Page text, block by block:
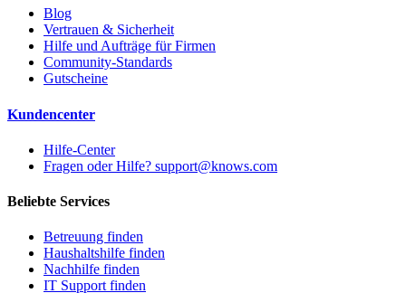
Blog
Vertrauen & Sicherheit
Hilfe und Aufträge für Firmen
Community-Standards
Gutscheine
Kundencenter
Hilfe-Center
Fragen oder Hilfe? support@knows.com
Beliebte Services
Betreuung finden
Haushaltshilfe finden
Nachhilfe finden
IT Support finden